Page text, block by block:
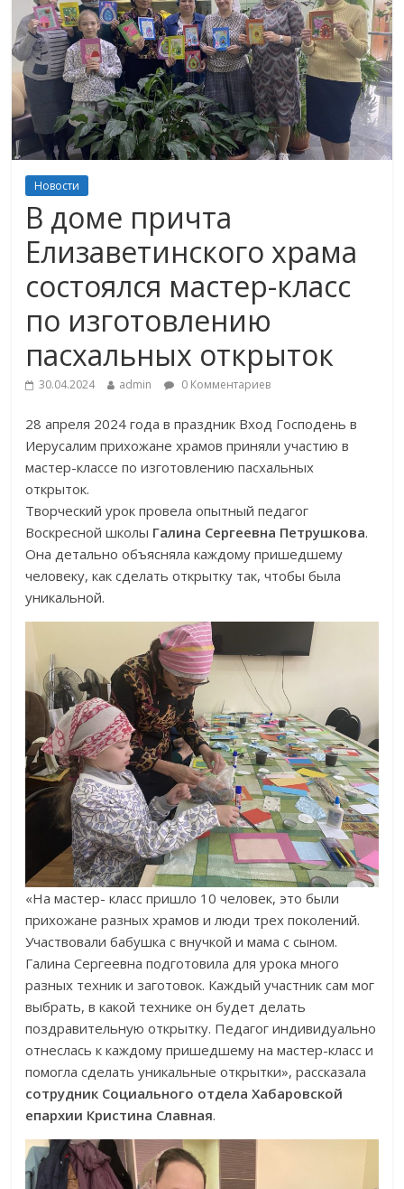
Новости
В доме причта
Елизаветинского храма
состоялся мастер-класс
по изготовлению
пасхальных открыток
30.04.2024 admin 0 Комментариев
28 апреля 2024 года в праздник Вход Господень в
Иерусалим прихожане храмов приняли участию в
мастер-классе по изготовлению пасхальных
открыток.
Творческий урок провела опытный педагог
Воскресной школы Галина Сергеевна Петрушкова.
Она детально объясняла каждому пришедшему
человеку, как сделать открытку так, чтобы была
уникальной.
«На мастер- класс пришло 10 человек, это были
прихожане разных храмов и люди трех поколений.
Участвовали бабушка с внучкой и мама с сыном.
Галина Сергеевна подготовила для урока много
разных техник и заготовок. Каждый участник сам мог
выбрать, в какой технике он будет делать
поздравительную открытку. Педагог индивидуально
отнеслась к каждому пришедшему на мастер-класс и
помогла сделать уникальные открытки», рассказала
сотрудник Социального отдела Хабаровской
епархии Кристина Славная.